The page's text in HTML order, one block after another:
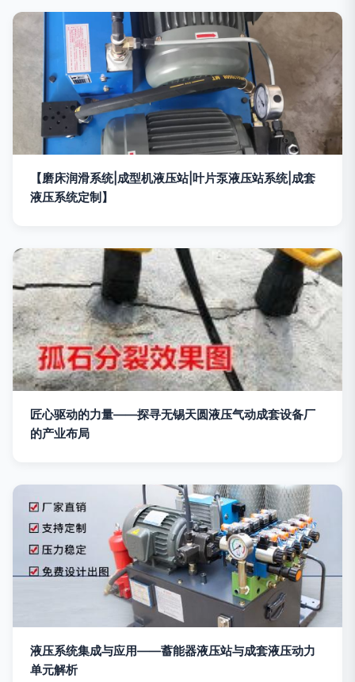
【磨床润滑系统|成型机液压站|叶片泵液压站系统|成套
液压系统定制】
匠心驱动的力量——探寻无锡天圆液压气动成套设备厂
的产业布局
液压系统集成与应用——蓄能器液压站与成套液压动力
单元解析